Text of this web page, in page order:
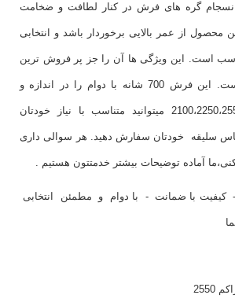
انسجام گره های فرش در کنار لطافت و ضخامت
از عمر بالایی برخوردار باشد و انتخابی
است. این ویژگی ها آن را جز پر فروش ترین
فرش ماشینی کرده است. این فرش 700 شانه با دوام را در اندازه و
تراکم های مختلف 2100،2250،2550 میتوانید متناسب با نیاز خودتان
سلیقه خودتان سفارش دهید. هر سوالی داری
آماده توضیحات بیشتر خدمتتون هستیم .
کیفیت با ضمانت - با دوام و مطمئن انتخابی